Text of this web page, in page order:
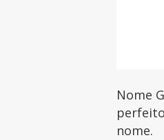
Nome
nome.